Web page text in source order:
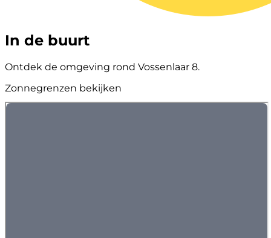
In de buurt
Ontdek de omgeving rond Vossenlaar 8.
Zonnegrenzen bekijken